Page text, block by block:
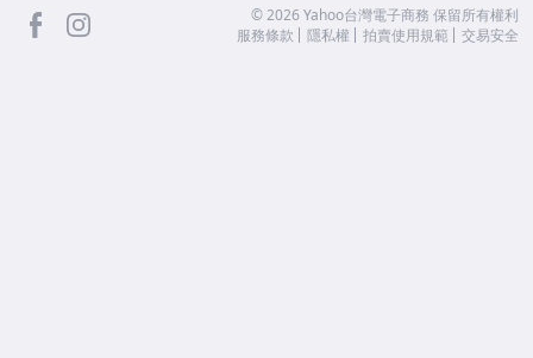
facebook ©2026 Yahoo台灣電子商務 保留所有權利
服務條款
隱私權 拍賣使用規範 交易安全